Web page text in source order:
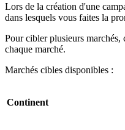
Lors de la création d'une
dans lesquels vous faites la
Pour cibler plusieurs
chaque marché.
Marchés cibles disponibles :
Continent